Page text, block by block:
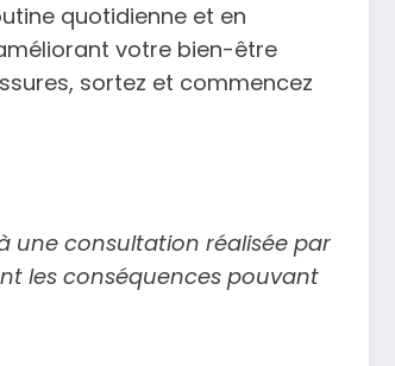
quotidienne et en
votre bien-être
sortez et commencez
une consultation réalisée par
les conséquences pouvant